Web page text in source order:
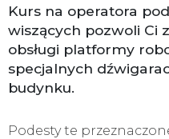
Kurs na operatora
wiszących pozwoli Ci
obsługi platformy
specjalnych
budynku.
Podesty te